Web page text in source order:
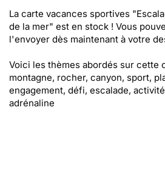
La carte vacances sportives
de la mer" est en stock ! Vous
l'envoyer dès maintenant à votre
Voici les thèmes abordés sur cette
montagne, rocher, canyon, sport,
engagement, défi, escalade,
adrénaline